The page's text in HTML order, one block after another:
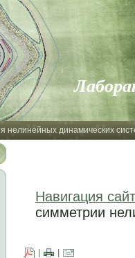
нелинейных динамических
Навигация
симметрии